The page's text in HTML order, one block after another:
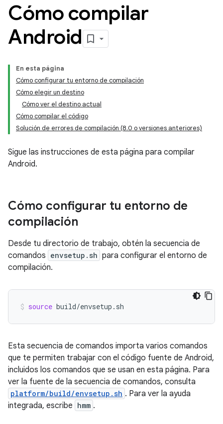
Cómo compilar
Android
En esta página
Cómo configurar tu entorno de compilación
Cómo elegir un destino
Cómo ver el destino actual
Cómo compilar el código
Solución de errores de compilación (8.0 o versiones anteriores)
Sigue las instrucciones de esta página para compilar
Android.
Cómo configurar tu entorno de
compilación
Desde tu directorio de trabajo, obtén la secuencia de
comandos envsetup.sh para configurar el entorno de
compilación.
source build/envsetup.sh
Esta secuencia de comandos importa varios comandos
que te permiten trabajar con el código fuente de Android,
incluidos los comandos que se usan en esta página. Para
ver la fuente de la secuencia de comandos, consulta
platform/build/envsetup.sh . Para ver la ayuda
integrada, escribe hmm .